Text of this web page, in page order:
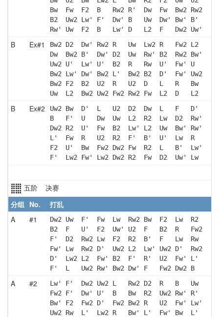
Bw  Fw  F2  B   Rw2 R'  Dw  Fw  Bw2 Rw2
B2  Uw2 Lw' F'  Dw' B   Uw  Dw' Bw' B'
Rw' Uw  F2  B   Lw' D   L2  F   Dw2 Uw'
B Ex#1
Bw2 D2  Dw' Rw2 R   Uw  Lw2 R   Fw2 L2
Dw  Bw2 B'  Dw' D2  Uw  Rw' B2  Rw2 Bw'
Uw2 U'  Lw' U'  B2  R   Rw  U'  Fw' U
Bw2 Lw' Dw' Bw2 L'  Bw2 B2  D'  Fw' Uw2
Bw2 F2  B2  U2  R   U2  D   L   R   Bw
Uw  L2  Bw2 Uw2 Fw2 Rw2 Fw  L2  D   L2
B Ex#2
Uw2 Bw  D'  L   U2  D2  Dw  L   F   D'
B   F'  U   Dw  Uw  L2  R2  Lw  D2  Rw'
Dw2 R2  U'  Fw  B2  Lw' L2  Uw  Bw' Rw'
L'  Fw  R   U2  R2  F'  B'  U'  Lw  R
F2  U'  Bw  Fw2 Dw2 Fw  R2  L   B'  Lw'
F'  Lw2 Fw' Lw2 Dw2 R2  Fw  D2  Uw' Lw
五阶 决赛
分组 No.
打乱
A
#1
Dw2 Uw  F'  Fw  Lw  Rw2 Bw  F2  Lw  R2
B2  F   U'  F2  Uw' U2  F   B2  R   Fw2
F'  D2  Rw2 Lw  F2  R2  B'  F   Lw  Rw
Fw' Lw  Rw2 D'  Uw2 L2  Lw' Uw2 D'  Rw2
D'  Lw2 L2  Fw' B2  F'  R'  U2  Fw' L'
F'  L   Uw2 Rw' Bw2 Dw' F   Fw2 Dw2 B
A #2
Lw' F'  Dw2 Uw2 L   Rw2 D2  R   B   Uw
Fw2 F'  Dw' U'  B   Bw  R2  Uw2 Rw' R'
Bw' F2  Fw2 D'  Fw2 Bw2 R   U2  Fw' Lw'
Uw2 Rw  L'  Lw2 R   Bw' L'  Fw' Bw  L'